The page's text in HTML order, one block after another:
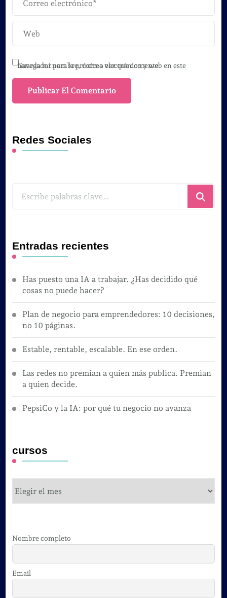
Guarda mi nombre, correo electrónico y web en este navegador para la próxima vez que comente.
Redes Sociales
Entradas recientes
Has puesto una IA a trabajar. ¿Has decidido qué
cosas no puede hacer?
Plan de negocio para emprendedores: 10 decisiones,
no 10 páginas.
Estable, rentable, escalable. En ese orden.
Las redes no premian a quien más publica. Premian
a quien decide.
PepsiCo y la IA: por qué tu negocio no avanza
cursos
Nombre completo
Email